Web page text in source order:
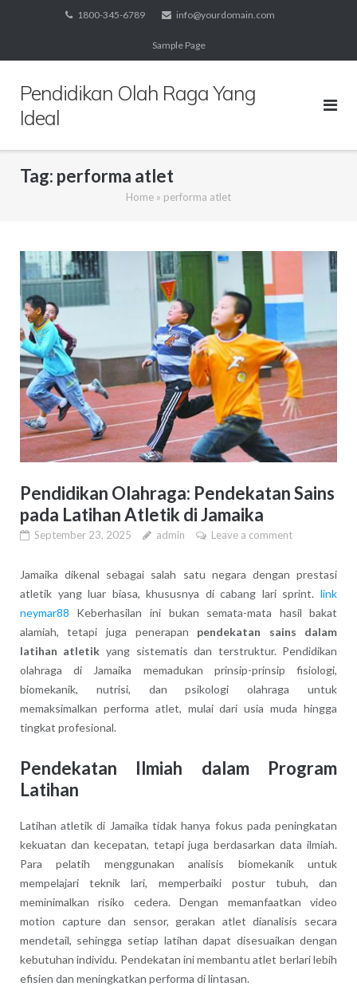
1800-345-6789 info@yourdomain.com
Sample Page
Pendidikan Olah Raga Yang
Ideal
Tag: performa atlet
Home » performa atlet
Pendidikan Olahraga: Pendekatan Sains
pada Latihan Atletik di Jamaika
September 23, 2025 admin Leave a comment
Jamaika dikenal sebagai salah satu negara dengan prestasi
atletik yang luar biasa, khususnya di cabang lari sprint.link
neymar88 Keberhasilan ini bukan semata-mata hasil bakat
alamiah, tetapi juga penerapan pendekatan sains dalam
latihan atletik yang sistematis dan terstruktur. Pendidikan
olahraga di Jamaika memadukan prinsip-prinsip fisiologi,
biomekanik, nutrisi, dan psikologi olahraga untuk
memaksimalkan performa atlet, mulai dari usia muda hingga
tingkat profesional.
Pendekatan Ilmiah dalam Program
Latihan
Latihan atletik di Jamaika tidak hanya fokus pada peningkatan
kekuatan dan kecepatan, tetapi juga berdasarkan data ilmiah.
Para pelatih menggunakan analisis biomekanik untuk
mempelajari teknik lari, memperbaiki postur tubuh, dan
meminimalkan risiko cedera. Dengan memanfaatkan video
motion capture dan sensor, gerakan atlet dianalisis secara
mendetail, sehingga setiap latihan dapat disesuaikan dengan
kebutuhan individu. Pendekatan ini membantu atlet berlari lebih
efisien dan meningkatkan performa di lintasan.